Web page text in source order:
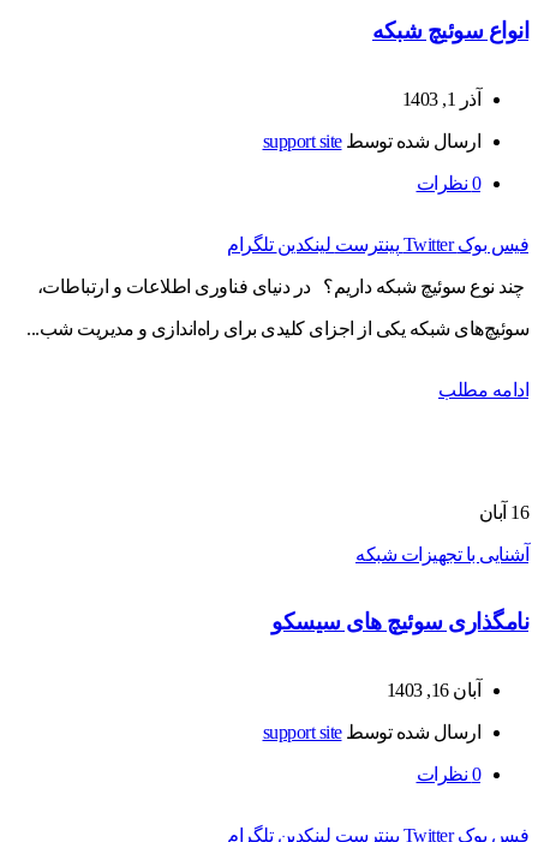
انواع سوئیچ شبکه
آذر 1, 1403
ارسال شده توسطsupport site
0 نظرات
فیس بوک Twitter پینترست لینکدین تلگرام
چند نوع سوئیچ شبکه داریم؟ در دنیای فناوری اطلاعات و ارتباطات،
سوئیچ‌های شبکه یکی از اجزای کلیدی برای راه‌اندازی و مدیریت شب...
ادامه مطلب
16 آبان
آشنایی با تجهیزات شبکه
نامگذاری سوئیچ های سیسکو
آبان 16, 1403
ارسال شده توسطsupport site
0 نظرات
فیس بوک Twitter پینترست لینکدین تلگرام